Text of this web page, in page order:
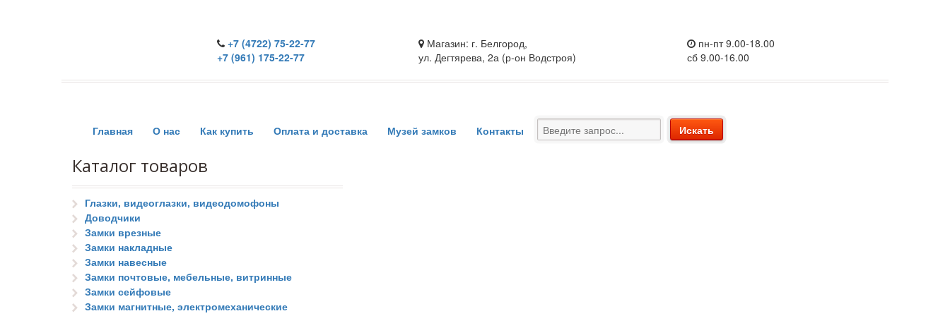
+7 (4722) 75-22-77
+7 (961) 175-22-77
Магазин: г. Белгород,
ул. Дегтярева, 2а (р-он Водстроя)
пн-пт 9.00-18.00
сб 9.00-16.00
Главная О нас Как купить Оплата и доставка Музей замков Контакты
Каталог товаров
Глазки, видеоглазки, видеодомофоны
Доводчики
Замки врезные
Замки накладные
Замки навесные
Замки почтовые, мебельные, витринные
Замки сейфовые
Замки магнитные, электромеханические